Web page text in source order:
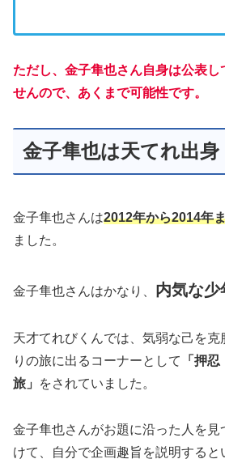
ただし、金子隼也さん自身は公表し
せんので、あくまで可能性です。
金子隼也は天てれ出身
金子隼也さんは2012年から2014年
ました。
金子隼也さんはかなり、 内気な少
天才てれびくんでは、気弱な己を克
りの旅に出るコーナーとして
「押
旅」
をされていました。
金子隼也さんがお題に沿った人を
けて、自分で企画趣旨を説明すると